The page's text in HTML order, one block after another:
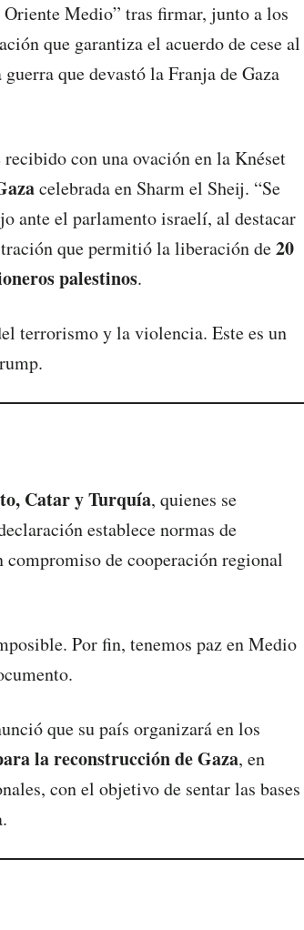
Medio” tras firmar, junto a los
que garantiza el acuerdo de cese al
que devastó la Franja de Gaza
recibido con una ovación en la Knéset
celebrada en Sharm el Sheij. “Se
ante el parlamento israelí, al destacar
que permitió la liberación de20
palestinos.
terrorismo y la violencia. Este es un
Catar y Turquía, quienes se
establece normas de
de cooperación regional
Por fin, tenemos paz en Medio
que su país organizará en los
la reconstrucción de Gaza, en
con el objetivo de sentar las bases